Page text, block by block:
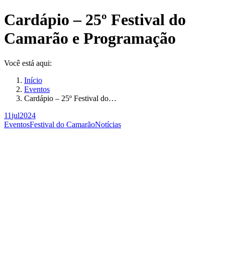
Cardápio – 25º Festival do
Camarão e Programação
Você está aqui:
Início
Eventos
Cardápio – 25º Festival do…
11jul2024
EventosFestival do CamarãoNotícias